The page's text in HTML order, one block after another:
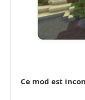
Ce mod est